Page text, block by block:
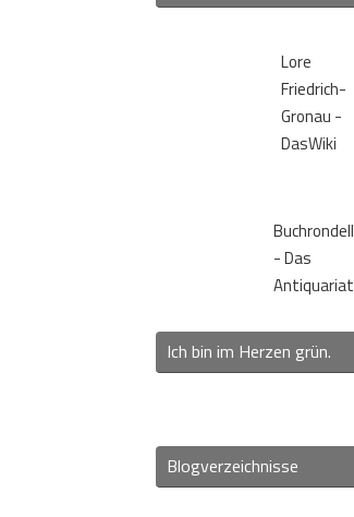
Lore
Friedrich-
Gronau -
DasWiki
Buchrondell
- Das
Antiquariat
Ich bin im Herzen grün.
Blogverzeichnisse